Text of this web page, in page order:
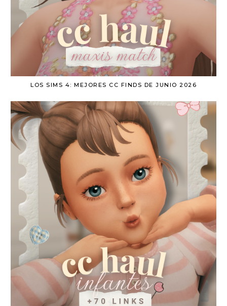
LOS SIMS 4: MEJORES CC FINDS DE JUNIO 2026